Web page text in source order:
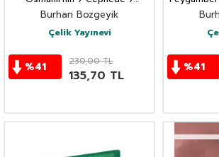
Düvelle Savaşı
Burhan Bozgeyik
Çelik Yayınevi
%41 230,00TL
135,70 TL
%41